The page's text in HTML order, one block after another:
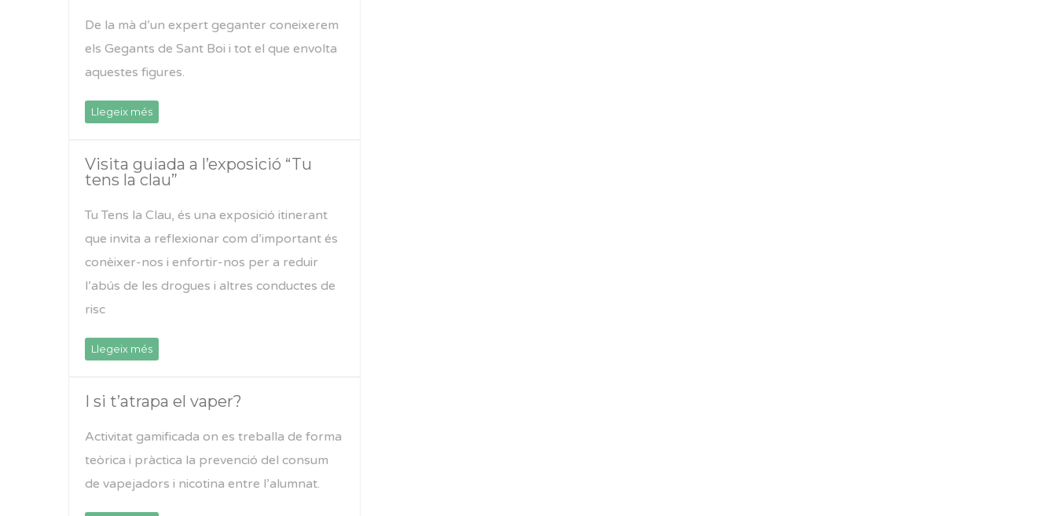
De la mà d’un expert geganter coneixerem
els Gegants de Sant Boi i tot el que envolta
aquestes figures.
Llegeix més
Visita guiada a l’exposició “Tu
tens la clau”
Tu Tens la Clau, és una exposició itinerant
que invita a reflexionar com d’important és
conèixer-nos i enfortir-nos per a reduir
l’abús de les drogues i altres conductes de
risc
Llegeix més
I si t’atrapa el vaper?
Activitat gamificada on es treballa de forma
teòrica i pràctica la prevenció del consum
de vapejadors i nicotina entre l’alumnat.